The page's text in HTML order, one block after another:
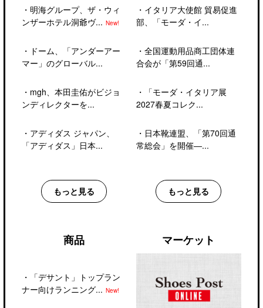
・ 明海グループ、ザ・ウィ
ンザーホテル洞爺ヴ... New!
・ ドーム、「アンダーアー
マー」のグローバル...
・ mgh、本田圭佑がビジョ
ンディレクターを...
・ アディダス ジャパン、
「アディダス」日本...
もっと見る
・ イタリア大使館 貿易促進
部、「モーダ・イ...
・ 全国運動用品商工団体連
合会が「第59回通...
・
「モーダ・イタリア展
2027春夏コレク...
・ 日本靴連盟、「第70回通
常総会」を開催―...
もっと見る
商品
・
「デサント」トップラン
ナー向けランニング... New!
マーケット